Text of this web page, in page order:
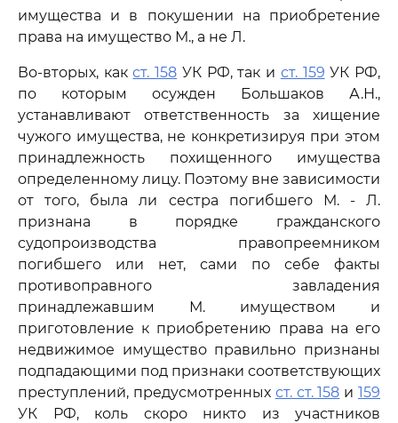
имущества и в покушении на приобретение
права на имущество М., а не Л.
Во-вторых, какст. 158 УК РФ, так и ст. 159 УК РФ,
по которым осужден Большаков А.Н.,
устанавливают ответственность за хищение
чужого имущества, не конкретизируя при этом
принадлежность похищенного имущества
определенному лицу. Поэтому вне зависимости
от того, была ли сестра погибшего М. - Л.
признана в порядке гражданского
судопроизводства правопреемником
погибшего или нет, сами по себе факты
противоправного завладения
принадлежавшим М. имуществом и
приготовление к приобретению права на его
недвижимое имущество правильно признаны
подпадающими под признаки соответствующих
преступлений, предусмотренных ст. ст. 158 и159
УК РФ, коль скоро никто из участников